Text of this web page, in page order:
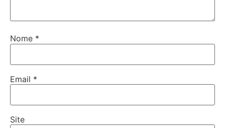
Nome *
Email *
Site